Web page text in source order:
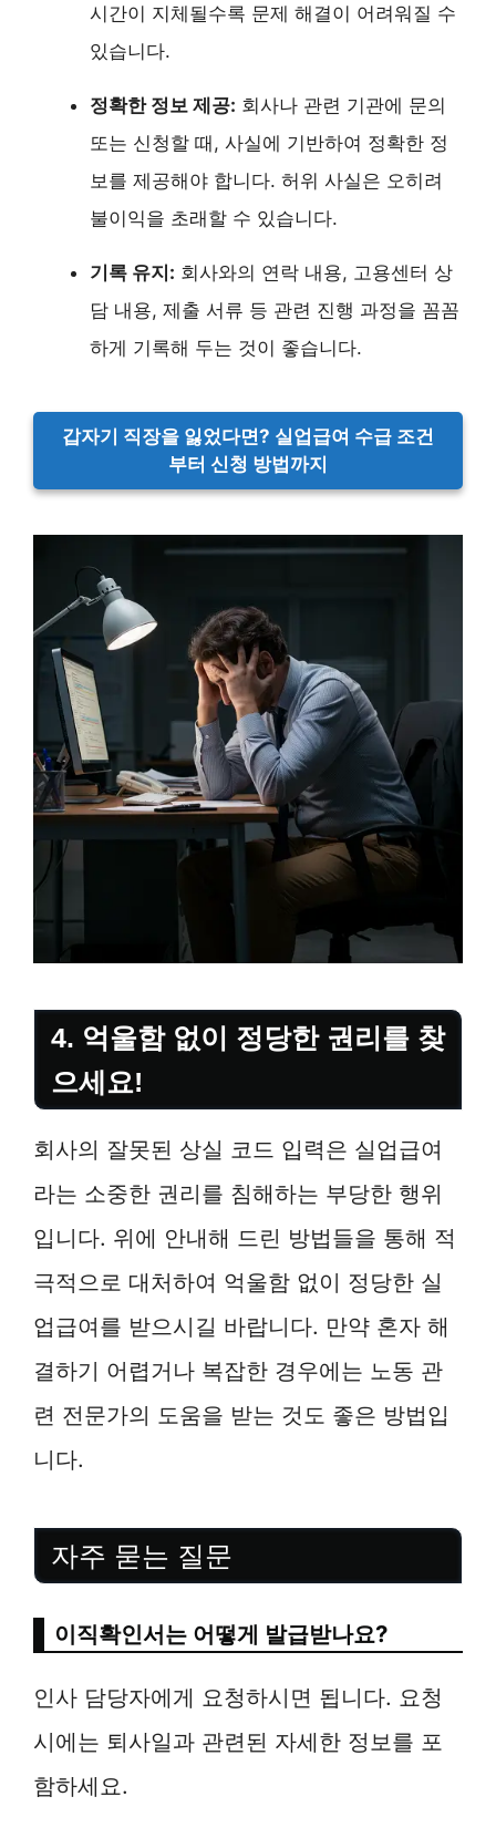
시간이 지체될수록 문제 해결이 어려워질 수
있습니다.
정확한 정보 제공: 회사나 관련 기관에 문의
또는 신청할 때, 사실에 기반하여 정확한 정
보를 제공해야 합니다. 허위 사실은 오히려
불이익을 초래할 수 있습니다.
기록 유지: 회사와의 연락 내용, 고용센터 상
담 내용, 제출 서류 등 관련 진행 과정을 꼼꼼
하게 기록해 두는 것이 좋습니다.
갑자기 직장을 잃었다면? 실업급여 수급 조건
부터 신청 방법까지
4. 억울함 없이 정당한 권리를 찾
으세요!
회사의 잘못된 상실 코드 입력은 실업급여
라는 소중한 권리를 침해하는 부당한 행위
입니다. 위에 안내해 드린 방법들을 통해 적
극적으로 대처하여 억울함 없이 정당한 실
업급여를 받으시길 바랍니다. 만약 혼자 해
결하기 어렵거나 복잡한 경우에는 노동 관
련 전문가의 도움을 받는 것도 좋은 방법입
니다.
자주 묻는 질문
이직확인서는 어떻게 발급받나요?
인사 담당자에게 요청하시면 됩니다. 요청
시에는 퇴사일과 관련된 자세한 정보를 포
함하세요.